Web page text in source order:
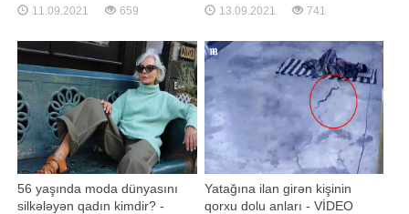
davam edir. agentliyə istinadən
xəbər verir ki, rubrika çərçivəsində
İnstitutunun (AQTİ) mütəxəssisləri
tərəfindən hazırlanan maarifləndirici
materiallar, sağlam qidalanm
11.09.2021 659
piqmentasiya əmələ gələ bilər. Bu,
dərman və ya gözəllik salonlarında
icra edilən bəzi müalicələr
səbəbində
13.09.2021 741
56 yaşında moda dünyasını
silkələyən qadın kimdir? -
Yatağına ilan girən kişinin
qorxu dolu anları - VİDEO